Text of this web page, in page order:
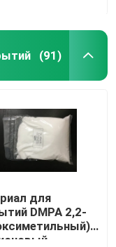
(91)
для
DMPA 2,2-